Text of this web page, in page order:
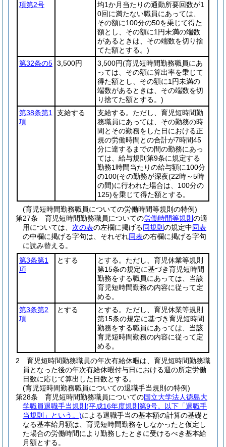
項第2号
均1か月当たりの通勤所要回数が1
0回に満たない職員にあっては、
その額に100分の50を乗じて得た
額とし、その額に1円未満の端数
があるときは、その端数を切り捨
てた額とする。)
第32条の5 3,500円 3,500円(育児短時間勤務職員にあ
っては、その額に算出率を乗じて
得た額とし、その額に1円未満の
端数があるときは、その端数を切
り捨てた額とする。)
第38条第1
項
支給する
支給する。ただし、育児短時間勤
務職員にあっては、その勤務の時
間とその勤務をした日における正
規の労働時間との合計が7時間45
分に達するまでの間の勤務にあっ
ては、給与規則第9条に規定する
勤務1時間当たりの給与額に100分
の100(その勤務が深夜(22時～5時
の間)に行われた場合は、100分の
125)を乗じて得た額とする。
(育児短時間勤務職員についての労働時間等規則の特例)
第27条
育児短時間勤務職員についての労働時間等規則 の適
用については、 次の表の左欄に掲げる同規則 の規定中同表
の中欄に掲げる字句は、それぞれ同表の右欄に掲げる字句
に読み替える。
第3条第1
項
とする
とする。ただし、育児休業等規則
第15条の規定に基づき育児短時間
勤務をする職員にあっては、当該
育児短時間勤務の内容に従って定
める。
第3条第2
項
とする
とする。ただし、育児休業等規則
第15条の規定に基づき育児短時間
勤務をする職員にあっては、当該
育児短時間勤務の内容に従って定
める。
2
育児短時間勤務職員の年次有給休暇は、育児短時間勤務職
員となった後の年次有給休暇付与日における週の所定労働
日数に応じて算出した日数とする。
(育児短時間勤務職員についての退職手当規則の特例)
第28条
育児短時間勤務職員についての国立大学法人徳島大
学職員退職手当規則 (平成16年度規則第9号。以下「退職手
当規則」という。)による退職手当の基本額の計算の基礎と
なる基本給月額は、育児短時間勤務をしなかったと仮定し
た場合の労働時間により勤務したときに受けるべき基本給
月額とする。